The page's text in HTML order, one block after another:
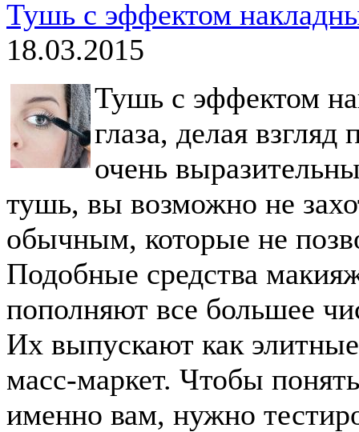
Тушь с эффектом
18.03.2015
Тушь с эффектом
глаза, делая
очень
тушь, вы возможно не
обычным, которые не
Подобные средства
пополняют все большее
Их выпускают как
масс-маркет. Чтобы
именно вам, нужно